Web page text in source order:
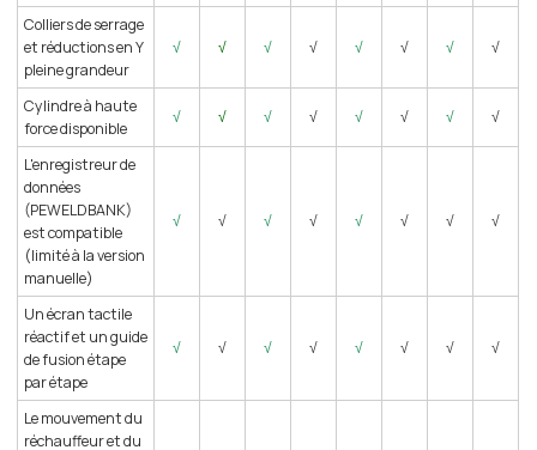
Colliers de serrage
et réductions en Y
pleine grandeur
√ √ √ √ √ √ √ √
Cylindre à haute
force disponible
√ √ √ √ √ √ √ √
L'enregistreur de
données
(PEWELDBANK)
est compatible
(limité à la version
manuelle)
√ √ √ √ √ √ √ √
Un écran tactile
réactif et un guide
de fusion étape
par étape
√ √ √ √ √ √ √ √
Le mouvement du
réchauffeur et du